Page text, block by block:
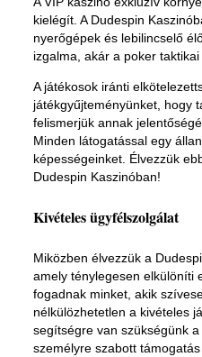
kielégít. A Dudespin
nyerőgépek és lebilincselő
izgalma, akár a poker
A játékosok iránti
játékgyűjteményünket, hogy
felismerjük annak
Minden látogatással egy
képességeinket. Élvezzük
Dudespin Kaszinóban!
Kivételes ügyfélszolgálat
Miközben élvezzük a
amely ténylegesen elkülöníti
fogadnak minket, akik
nélkülözhetetlen a kivételes
segítségre van szükségünk
személyre szabott